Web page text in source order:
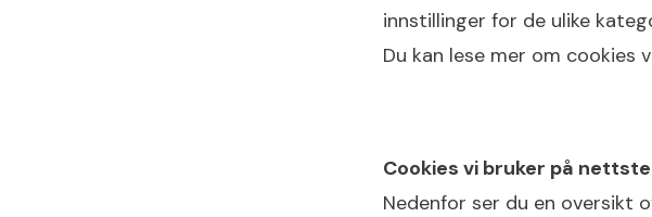
innstillinger for de ulike
Du kan lese mer om cookies
Cookies vi bruker på
Nedenfor ser du en oversikt